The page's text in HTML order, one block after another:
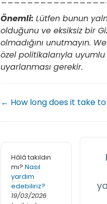
Önemli: Lütfen bunun
olduğunu ve eksiksiz bir
olmadığını unutmayın.
özel politikalarıyla
uyarlanması gerekir.
← How long does it take
Hâlâ takıldın
mı? Nasıl
yardım
edebiliriz?
19/03/2026